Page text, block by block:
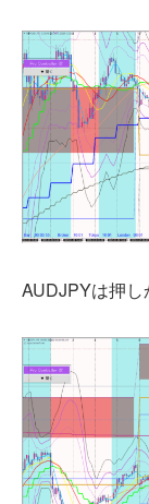
AUDJPYは押し